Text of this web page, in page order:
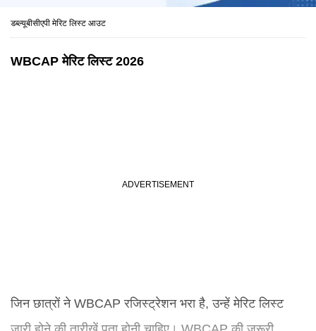
डब्ल्यूबीसीएपी मेरिट लिस्ट आउट
WBCAP मेरिट लिस्ट 2026
जिन छात्रों ने WBCAP रजिस्ट्रेशन भरा है, उन्हें मेरिट लिस्ट